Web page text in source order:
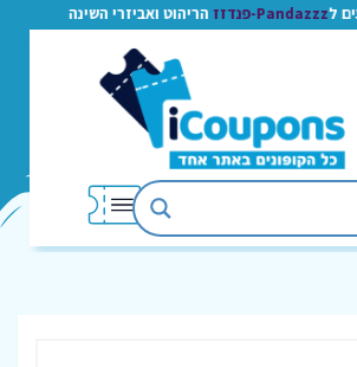
לPandazzz-פנדזז הריהוט ואביזרי השינה